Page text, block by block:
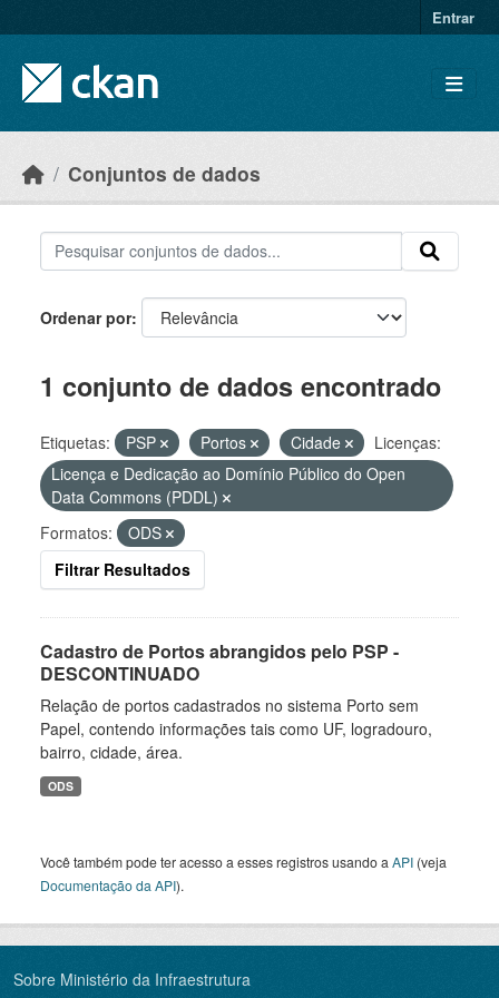
Entrar
Conjuntos de dados
Ordenar por
1 conjunto de dados encontrado
Etiquetas: PSP Portos Cidade
Licenças:
Licença e Dedicação ao Domínio Público do Open
Data Commons (PDDL)
Formatos:
ODS
Filtrar Resultados
Cadastro de Portos abrangidos pelo PSP -
DESCONTINUADO
Relação de portos cadastrados no sistema Porto sem
Papel, contendo informações tais como UF, logradouro,
bairro, cidade, área.
ODS
Você também pode ter acesso a esses registros usando a API (veja
Documentação da API).
Sobre Ministério da Infraestrutura